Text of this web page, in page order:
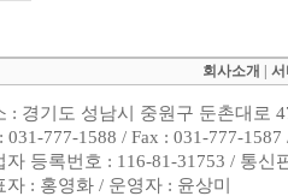
회사소개
: 경기도 성남시 중원구 둔촌대로
031-777-1588 / Fax : 031-777-
자 등록번호 : 116-81-31753 / 통신
자 : 홍영화 / 운영자 : 윤상미